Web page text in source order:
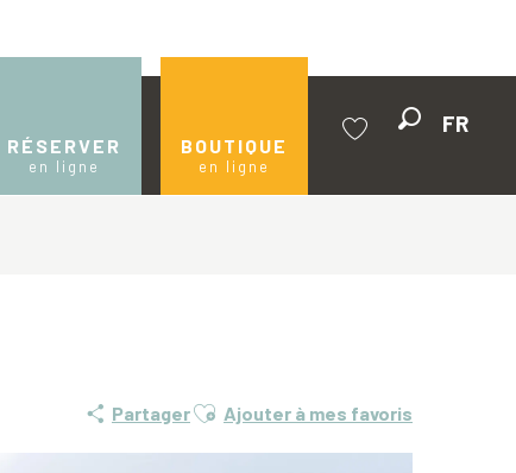
RÉSERVER
en ligne
BOUTIQUE
en ligne
FR
PartagerAjouter aux favoris
Ajouter à mes favoris